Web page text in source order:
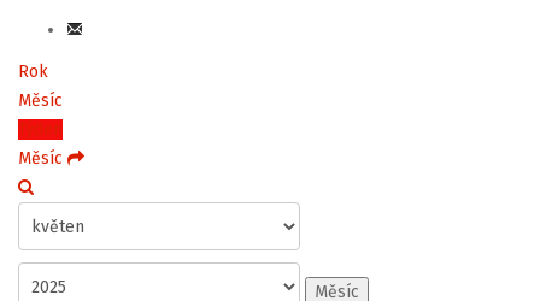
Rok
Měsíc
Týden
Měsíc
Měsíc